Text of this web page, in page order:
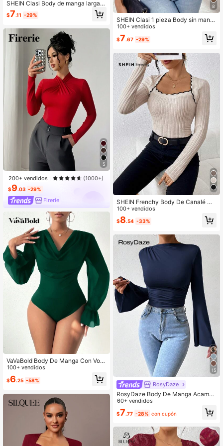
SHEIN Clasi Body de manga larga c
on cuello en V y estampado de leop
ardo para mujer
$7.11 -29%
5
200+ vendidos (1000+)
$9.03 -29%
Firerie
VaVaBold Body De Manga Con Vola
ntes Y Cuello Vuelto De Color Liso
100+ vendidos
$6.25 -58%
8
SHEIN Clasi 1 pieza Body sin mang
as de unicolor, casual y elegante, p
ara uso diario
100+ vendidos
$7.67 -29%
SHEIN Frenchy Body De Canalé Co
n Escote Corazón Para Mujer
100+ vendidos
$8.54 -33%
15
RosyDaze
RosyDaze Body De Manga Acampa
nada Y Plisado De Un Solo Color
60+ vendidos
$7.77 -28% con cupón